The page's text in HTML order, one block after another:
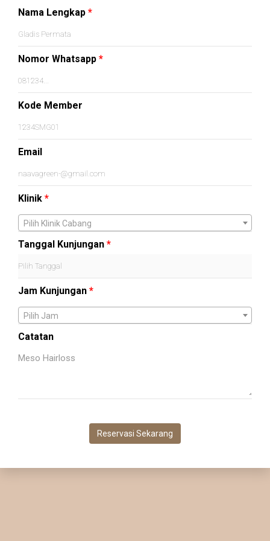
Nama Lengkap *
Nomor Whatsapp *
Kode Member
Email
Klinik *
Pilih Klinik Cabang
Tanggal Kunjungan *
Jam Kunjungan *
Pilih Jam
Catatan
Reservasi Sekarang